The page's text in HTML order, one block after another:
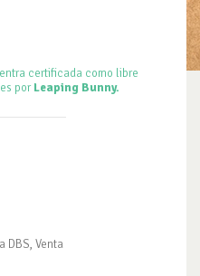
certificada como libre
porLeaping Bunny.
DBS, Venta